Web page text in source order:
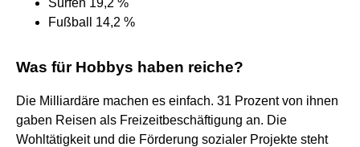
Fußball 14,2 %
Was für Hobbys haben reiche?
Die Milliardäre machen es einfach. 31 Prozent von ihnen
gaben Reisen als Freizeitbeschäftigung an. Die
Wohltätigkeit und die Förderung sozialer Projekte steht